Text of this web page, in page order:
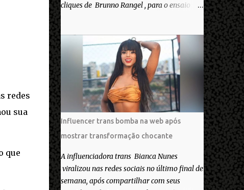
redes
sua
que
cliques de Brunno Rangel , para o ensaio
Pele Project, que ilustra a matéria de capa
saiuuu!!! Muita felicidade e gratidão a toda
movimentação para que isso se tornasse
real. Agradeço aos lindos Bruno e Marcelo
por me convidarem para esse projeto
incrível, que fala acima de tudo sobre amor.
Todo carinho do mundo para a Dri da Trip
que foi a ponte disso tudo”, escreveu
Gabriela. Gabriela classificou a capa como
linda e a matéria que envolvem 180
histórias (e corpos nus) de gente que se
apaixonou pela própria pele – como
extraordinária. O Pele Projetc tem como
Influencer trans bomba na web após
mostrar transformação chocante
A influenciadora trans Bianca Nunes
viralizou nas redes sociais no último final de
semana, após compartilhar com seus